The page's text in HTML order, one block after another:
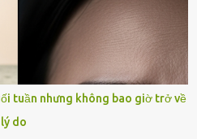
bạn bè và những người thân
tang lễ chu toàn. Và hôm nay là
sau khi cô ấy rời xa tôi mãi
cơm xong, tôi quyết định lên
như mọi ngày, nhưng có điều gì
được. Trong khoảnh khắc tôi
luồng gió lạ thoáng qua, khiến
tuần nhưng không bao giờ trở về
do